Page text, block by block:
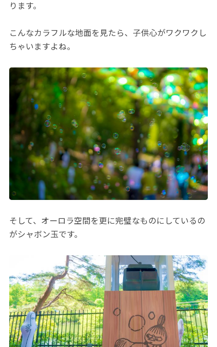
ります。
こんなカラフルな地面を見たら、子供心がワクワクし
ちゃいますよね。
そして、オーロラ空間を更に完璧なものにしているの
がシャボン玉です。